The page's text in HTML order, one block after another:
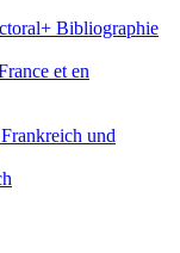
Bibliographie
et en
und